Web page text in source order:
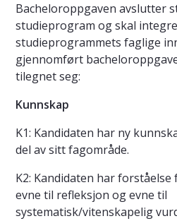
Bacheloroppgaven avslutter
studieprogram og skal
studieprogrammets faglige
gjennomført
tilegnet seg:
Kunnskap
K1: Kandidaten har ny
del av sitt fagområde.
K2: Kandidaten har
evne til refleksjon og evne til
systematisk/vitenskapelig